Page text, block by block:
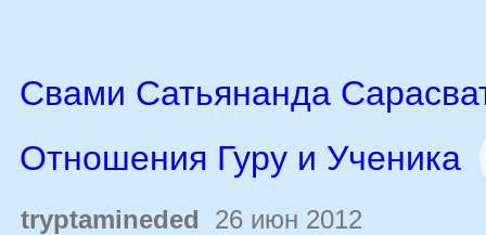
Свами Сатьянанда
Отношения Гуру и Ученика
tryptamineded 26 июн 2012